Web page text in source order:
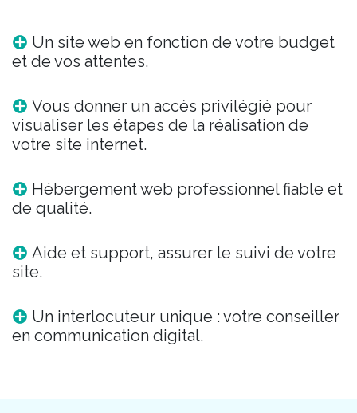
Un site web en fonction de votre budget
et de vos attentes.
Vous donner un accès privilégié pour
visualiser les étapes de la réalisation de
votre site internet.
Hébergement web professionnel fiable et
de qualité.
Aide et support, assurer le suivi de votre
site.
Un interlocuteur unique : votre conseiller
en communication digital.